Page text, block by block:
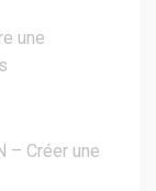
une
– Créer une